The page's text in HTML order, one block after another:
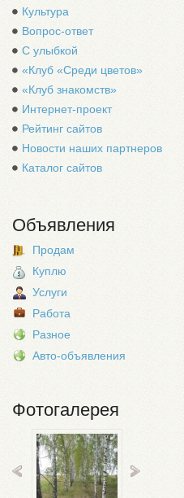
Культура
Вопрос-ответ
С улыбкой
«Клуб «Среди цветов»
«Клуб знакомств»
Интернет-проект
Рейтинг сайтов
Новости наших партнеров
Каталог сайтов
Объявления
Продам
Куплю
Услуги
Работа
Разное
Авто-объявления
Фотогалерея